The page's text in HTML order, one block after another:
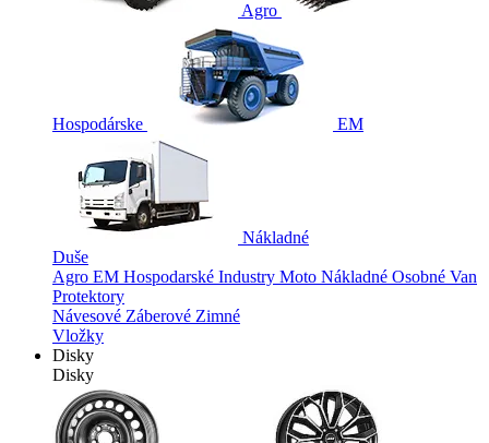
Agro
Hospodárske EM
Nákladné
Duše
Agro EM Hospodarské Industry Moto Nákladné Osobné Van
Protektory
Návesové Záberové Zimné
Vložky
Disky
Disky